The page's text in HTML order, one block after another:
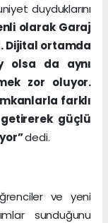
duyduklarını
olarak Garaj
Dijital ortamda
olsa da aynı
zor oluyor.
farklı
güçlü
dedi.
ve yeni
sunduğunu